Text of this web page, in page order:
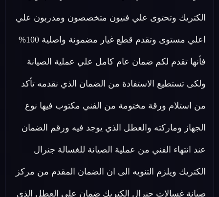
الكتريك وتحتوى علي فنيون متخصصون ومدربون علي
اعلي مستوى وتقدم قطع غيار مضمونة واصلية 100%
فأنها تقدم لكم ضمان عام كامل علي عملية الصيانة
ولكى تستطيع الاستفادة من الضمان الذي نقدمه تأكد
من استلام ورقة مختومة من الفني مكتوب فيها نوع
الجهاز وماركته والعطل الذي يوجد فيه ورقم الضمان
عند انتهاء الفني من عملية الصيانة للغسالة جنرال
الكتريك ويلزم التنويه الى ان الضمان المقدم من مركز
صيانة غسالات جنرال الكتريك ضمان علي العطل الذى